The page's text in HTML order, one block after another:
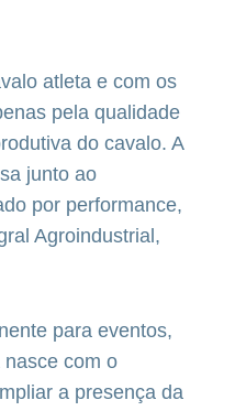
atleta e com os
pela qualidade
do cavalo. A
junto ao
por performance,
Agroindustrial,
para eventos,
com o
a presença da